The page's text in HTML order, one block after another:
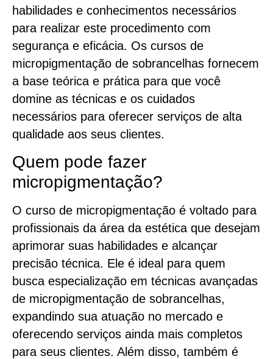
habilidades e conhecimentos necessários
para realizar este procedimento com
segurança e eficácia. Os cursos de
micropigmentação de sobrancelhas fornecem
a base teórica e prática para que você
domine as técnicas e os cuidados
necessários para oferecer serviços de alta
qualidade aos seus clientes.
Quem pode fazer
micropigmentação?
O curso de micropigmentação é voltado para
profissionais da área da estética que desejam
aprimorar suas habilidades e alcançar
precisão técnica. Ele é ideal para quem
busca especialização em técnicas avançadas
de micropigmentação de sobrancelhas,
expandindo sua atuação no mercado e
oferecendo serviços ainda mais completos
para seus clientes. Além disso, também é